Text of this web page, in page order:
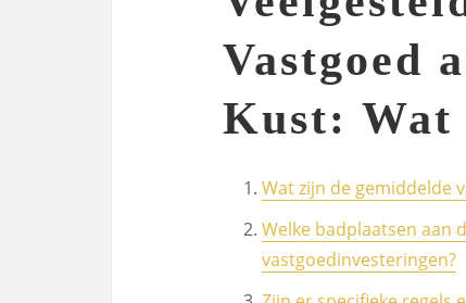
Vastgoed
Kust: Wat
Wat zijn de gemiddelde
Welke badplaatsen aan
vastgoedinvesteringen?